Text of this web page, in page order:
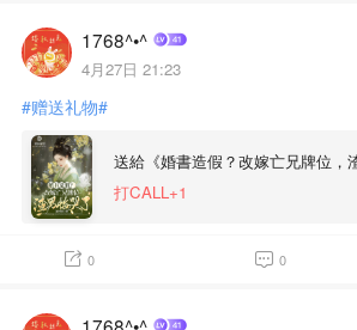
1768^•^
4月27日 21:23
#赠送礼物#
送給《婚書造假？改嫁亡兄牌位，
打CALL+1
0 0